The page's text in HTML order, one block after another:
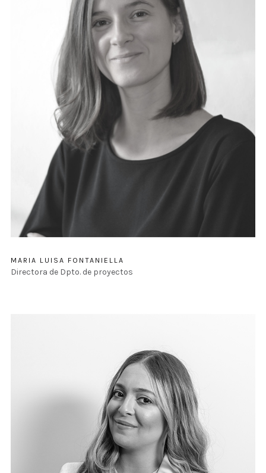
MARIA LUISA FONTANIELLA
Directora de Dpto. de proyectos